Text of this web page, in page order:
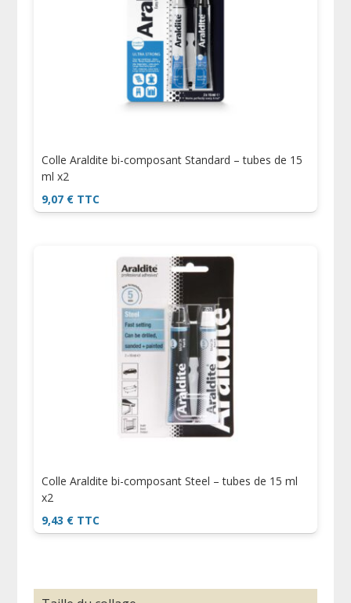
Colle Araldite bi-composant Standard – tubes de 15
ml x2
9,07 € TTC
Colle Araldite bi-composant Steel – tubes de 15 ml
x2
9,43 € TTC